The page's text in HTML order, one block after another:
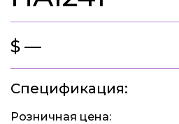
$ —
Спецификация:
Розничная цена: